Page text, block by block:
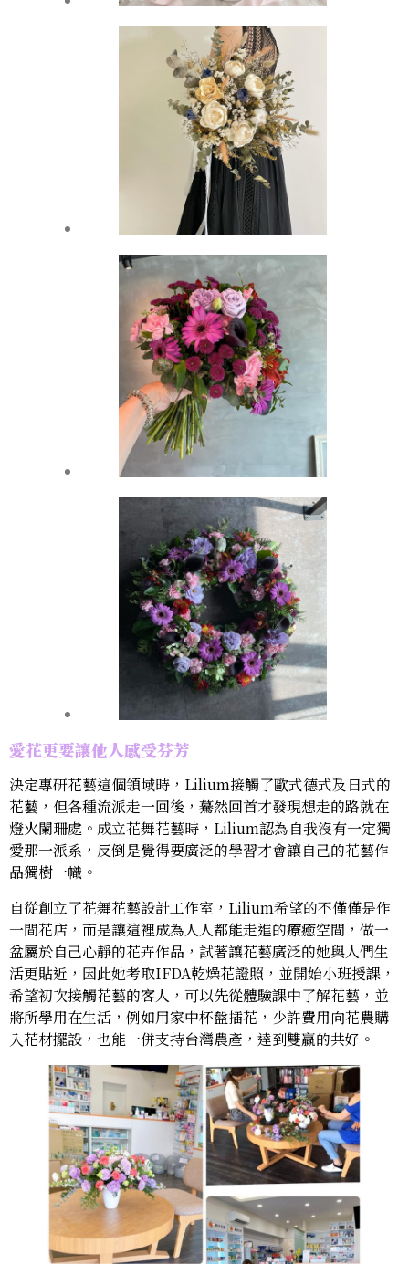
愛花更要讓他人感受芬芳
決定專研花藝這個領域時，Lilium接觸了歐式德式及日式的
花藝，但各種流派走一回後，驀然回首才發現想走的路就在
燈火闌珊處。成立花舞花藝時，Lilium認為自我沒有一定獨
愛那一派系，反倒是覺得要廣泛的學習才會讓自己的花藝作
品獨樹一幟。
自從創立了花舞花藝設計工作室，Lilium希望的不僅僅是作
一間花店，而是讓這裡成為人人都能走進的療癒空間，做一
盆屬於自己心靜的花卉作品，試著讓花藝廣泛的她與人們生
活更貼近，因此她考取IFDA乾燥花證照，並開始小班授課，
希望初次接觸花藝的客人，可以先從體驗課中了解花藝，並
將所學用在生活，例如用家中杯盤插花，少許費用向花農購
入花材擺設，也能一併支持台灣農產，達到雙贏的共好。